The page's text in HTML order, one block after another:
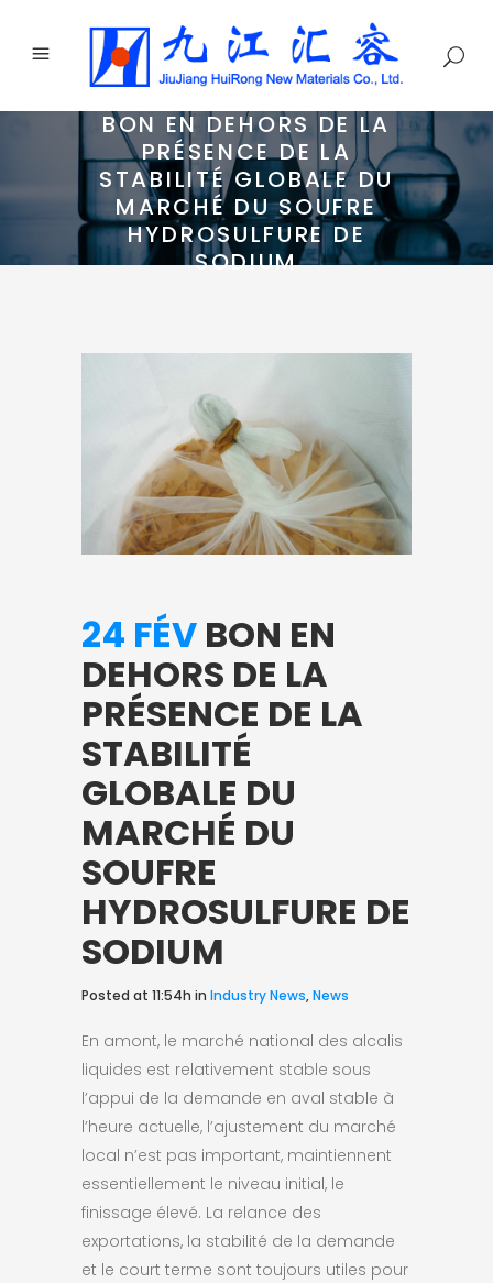
BON EN DEHORS DE LA
PRÉSENCE DE LA
STABILITÉ GLOBALE DU
MARCHÉ DU SOUFRE
HYDROSULFURE DE
SODIUM
24 FÉV BON EN
DEHORS DE LA
PRÉSENCE DE LA
STABILITÉ
GLOBALE DU
MARCHÉ DU
SOUFRE
HYDROSULFURE DE
SODIUM
Posted at 11:54h in Industry News,News
En amont, le marché national des alcalis
liquides est relativement stable sous
l’appui de la demande en aval stable à
l’heure actuelle, l’ajustement du marché
local n’est pas important, maintiennent
essentiellement le niveau initial, le
finissage élevé. La relance des
exportations, la stabilité de la demande
et le court terme sont toujours utiles pour